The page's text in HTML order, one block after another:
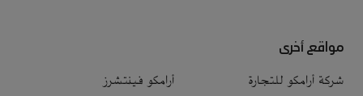
مواقع أخرى
شركة أرامكو للتجارة
أرامكو فينتشرز